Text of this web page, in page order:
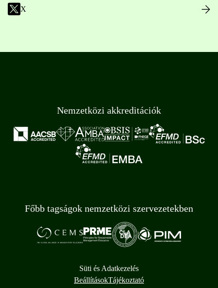
X
Nemzetközi akkreditációk
Főbb tagságok nemzetközi szervezetekben
Süti és Adatkezelés
BeállításokTájékoztató